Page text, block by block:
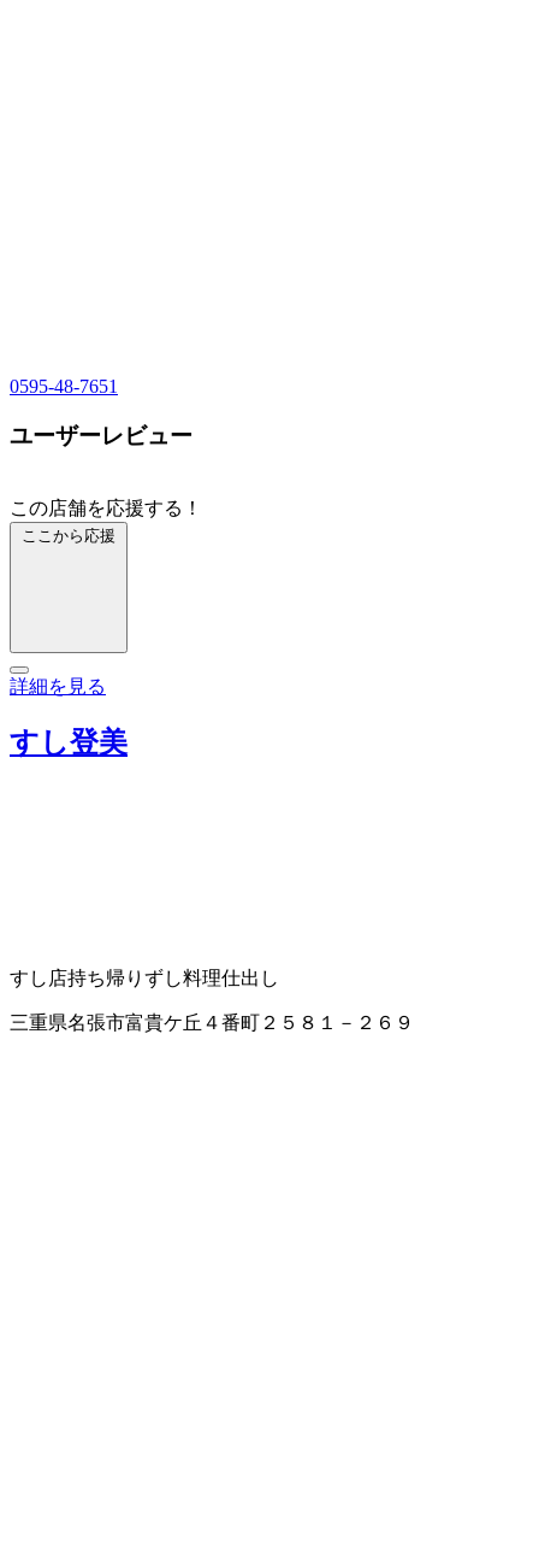
0595-48-7651
ユーザーレビュー
この店舗を応援する！
ここから応援
詳細を見る
すし登美
すし店持ち帰りずし料理仕出し
三重県名張市富貴ケ丘４番町２５８１－２６９